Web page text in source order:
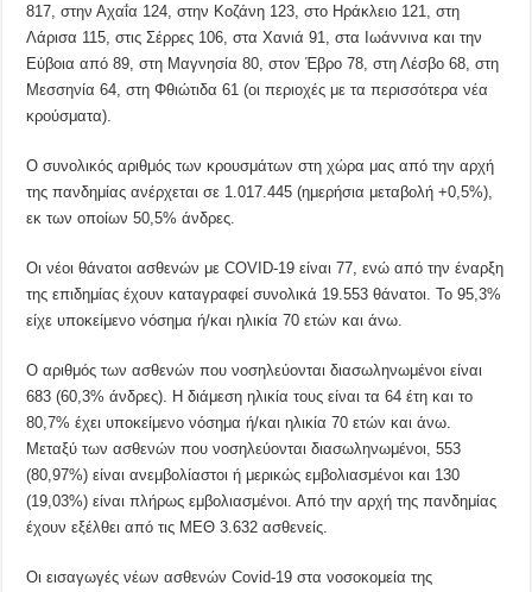
817, στην Αχαΐα 124, στην Κοζάνη 123, στο Ηράκλειο 121, στη
Λάρισα 115, στις Σέρρες 106, στα Χανιά 91, στα Ιωάννινα και την
Εύβοια από 89, στη Μαγνησία 80, στον Έβρο 78, στη Λέσβο 68, στη
Μεσσηνία 64, στη Φθιώτιδα 61 (οι περιοχές με τα περισσότερα νέα
κρούσματα).
Ο συνολικός αριθμός των κρουσμάτων στη χώρα μας από την αρχή
της πανδημίας ανέρχεται σε 1.017.445 (ημερήσια μεταβολή +0,5%),
εκ των οποίων 50,5% άνδρες.
Οι νέοι θάνατοι ασθενών με COVID-19 είναι 77, ενώ από την έναρξη
της επιδημίας έχουν καταγραφεί συνολικά 19.553 θάνατοι. Το 95,3%
είχε υποκείμενο νόσημα ή/και ηλικία 70 ετών και άνω.
Ο αριθμός των ασθενών που νοσηλεύονται διασωληνωμένοι είναι
683 (60,3% άνδρες). Η διάμεση ηλικία τους είναι τα 64 έτη και το
80,7% έχει υποκείμενο νόσημα ή/και ηλικία 70 ετών και άνω.
Μεταξύ των ασθενών που νοσηλεύονται διασωληνωμένοι, 553
(80,97%) είναι ανεμβολίαστοι ή μερικώς εμβολιασμένοι και 130
(19,03%) είναι πλήρως εμβολιασμένοι. Από την αρχή της πανδημίας
έχουν εξέλθει από τις ΜΕΘ 3.632 ασθενείς.
Οι εισαγωγές νέων ασθενών Covid-19 στα νοσοκομεία της